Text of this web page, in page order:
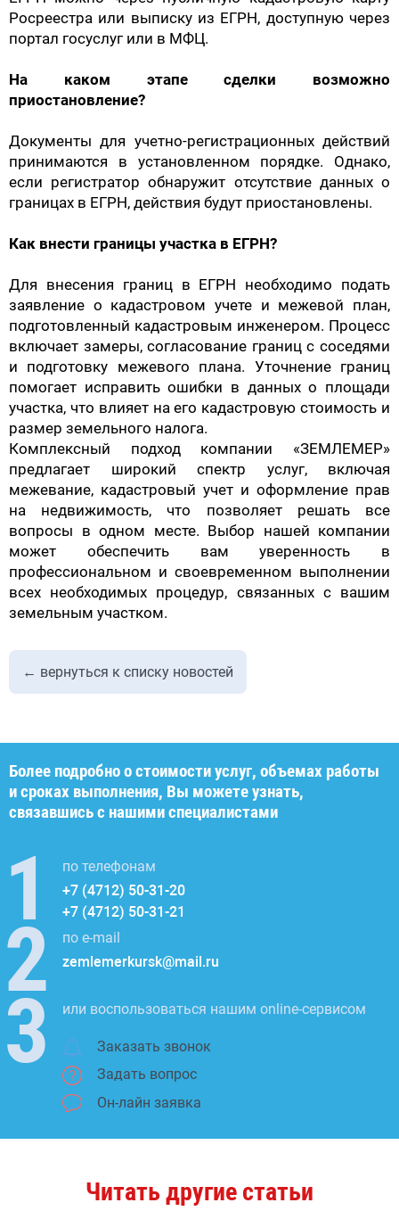
Росреестра или выписку из ЕГРН, доступную через
портал госуслуг или в МФЦ.
На каком этапе сделки возможно
приостановление?
Документы для учетно-регистрационных действий
принимаются в установленном порядке. Однако,
если регистратор обнаружит отсутствие данных о
границах в ЕГРН, действия будут приостановлены.
Как внести границы участка в ЕГРН?
Для внесения границ в ЕГРН необходимо подать
заявление о кадастровом учете и межевой план,
подготовленный кадастровым инженером. Процесс
включает замеры, согласование границ с соседями
и подготовку межевого плана. Уточнение границ
помогает исправить ошибки в данных о площади
участка, что влияет на его кадастровую стоимость и
размер земельного налога.
Комплексный подход компании «ЗЕМЛЕМЕР»
предлагает широкий спектр услуг, включая
межевание, кадастровый учет и оформление прав
на недвижимость, что позволяет решать все
вопросы в одном месте. Выбор нашей компании
может обеспечить вам уверенность в
профессиональном и своевременном выполнении
всех необходимых процедур, связанных с вашим
земельным участком.
← вернуться к списку новостей
Более подробно о стоимости услуг, объемах работы
и сроках выполнения, Вы можете узнать,
связавшись с нашими специалистами
по телефонам
+7 (4712) 50-31-20
+7 (4712) 50-31-21
по e-mail
zemlemerkursk@mail.ru
или воспользоваться нашим online-сервисом
Заказать звонок
Задать вопрос
Он-лайн заявка
Читать другие статьи